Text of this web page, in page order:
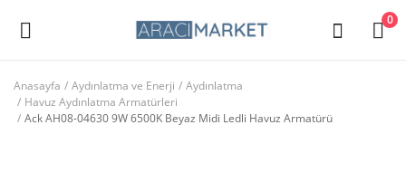
0
Ana Menü
Anasayfa Aydınlatma ve Enerji
Aydınlatma
Havuz Aydınlatma Armatürleri
Ack AH08-04630 9W 6500K Beyaz Midi Ledli Havuz Armatürü